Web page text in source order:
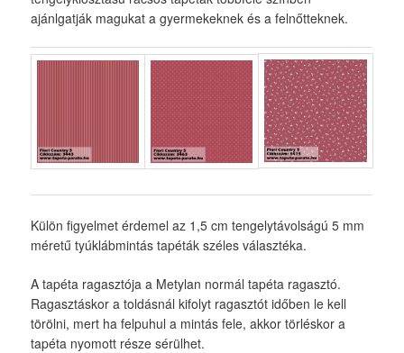
ajánlgatják magukat a gyermekeknek és a felnőtteknek.
Külön figyelmet érdemel az 1,5 cm tengelytávolságú 5 mm
méretű tyúklábmintás tapéták széles választéka.
A tapéta ragasztója a Metylan normál tapéta ragasztó.
Ragasztáskor a toldásnál kifolyt ragasztót időben le kell
törölni, mert ha felpuhul a mintás fele, akkor törléskor a
tapéta nyomott része sérülhet.